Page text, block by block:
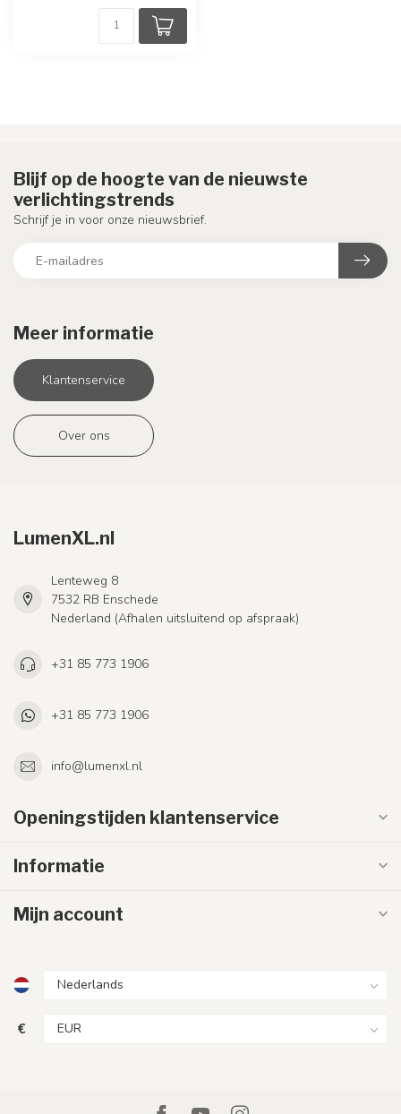
Meer informatie
Klantenservice
Over ons
Blijf op de hoogte van de nieuwste
verlichtingstrends
Schrijf je in voor onze nieuwsbrief.
LumenXL.nl
Lenteweg 8
7532 RB Enschede
Nederland (Afhalen uitsluitend op afspraak)
+31 85 773 1906
+31 85 773 1906
info@lumenxl.nl
Openingstijden klantenservice
Informatie
Mijn account
€